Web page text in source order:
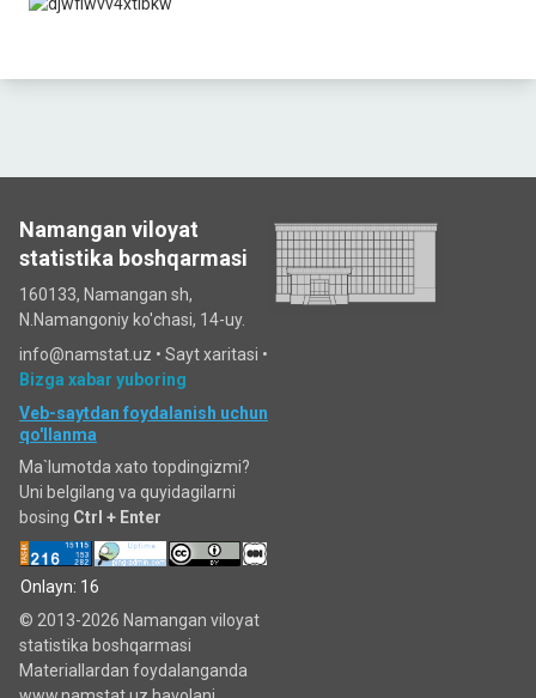
Namangan viloyat
statistika boshqarmasi
160133, Namangan sh,
N.Namangoniy ko'chasi, 14-uy.
info@namstat.uz • Sayt xaritasi •
Bizga xabar yuboring
Veb-saytdan foydalanish uchun
qo'llanma
Ma`lumotda xato topdingizmi?
Uni belgilang va quyidagilarni
bosing Ctrl + Enter
Onlayn: 16
© 2013-2026 Namangan viloyat
statistika boshqarmasi
Materiallardan foydalanganda